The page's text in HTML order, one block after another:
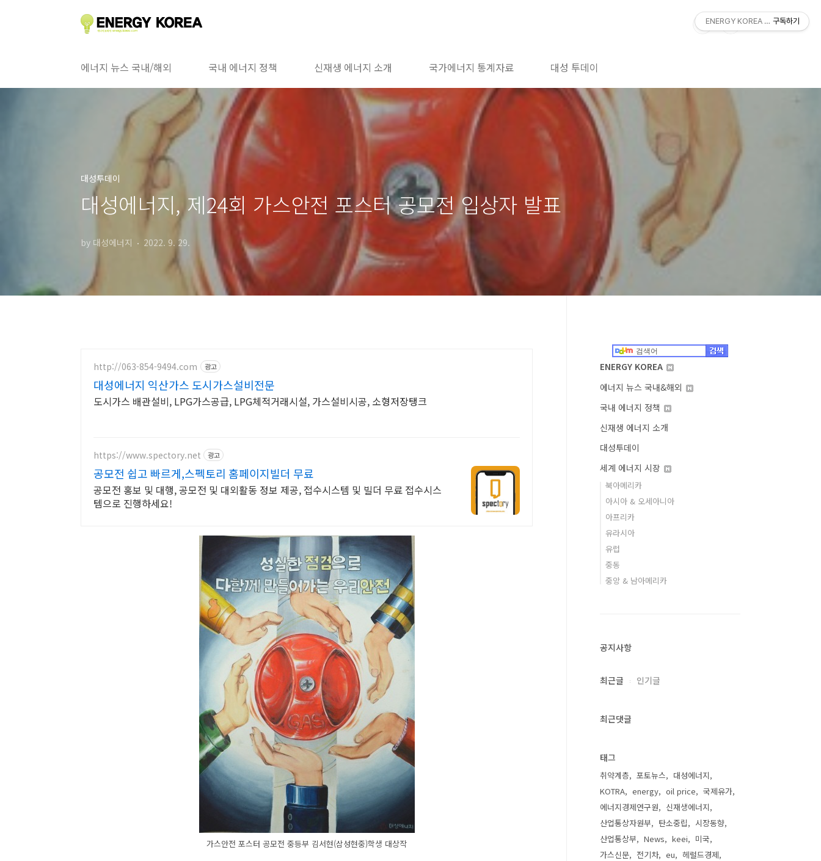
에너지 뉴스 국내/해외 국내 에너지 정책 신재생 에너지 소개 국가에너지 통계자료 대성 투데이
대성투데이
대성에너지, 제24회 가스안전 포스터 공모전 입상자 발표
by 대성에너지 2022. 9. 29.
http://063-854-9494.com 광고
대성에너지 익산가스 도시가스설비전문
도시가스 배관설비, LPG가스공급, LPG체적거래시설, 가스설비시공, 소형저장탱크
https://www.spectory.net 광고
공모전 쉽고 빠르게,스펙토리 홈페이지빌더 무료
공모전 홍보 및 대행, 공모전 및 대외활동 정보 제공, 접수시스템 및 빌더 무료 접수시스
템으로 진행하세요!
가스안전 포스터 공모전 중등부 김서현(삼성현중)학생 대상작
ENERGY KOREA
에너지 뉴스 국내&해외
국내 에너지 정책
신재생 에너지 소개
대성투데이
세계 에너지 시장
북아메리카
아시아 & 오세아니아
아프리카
유라시아
유럽
중동
중앙 & 남아메리카
공지사항
최근글 인기글
최근댓글
태그
취약계층 포토뉴스
대성에너지
KOTRA
energy oil price
국제유가
에너지경제연구원
신재생에너지
산업통상자원부
탄소중립
시장동향
산업통상부
News keei
미국
가스신문
전기차 eu
헤럴드경제
ENERGY KOREA With DAESUNG
구독하기